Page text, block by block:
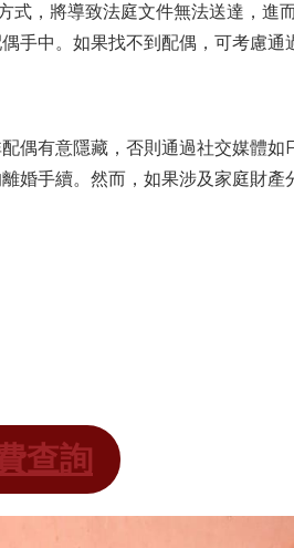
，將導致法庭文件無法送達，進
中。如果找不到配偶，可考慮通
偶有意隱藏，否則通過社交媒體
手續。然而，如果涉及家庭財產
查詢